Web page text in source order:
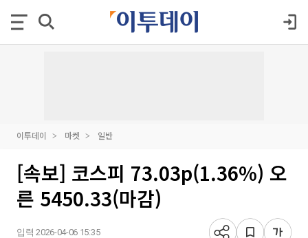
이투데이 마켓 일반
[속보] 코스피 73.03p(1.36%) 오
른 5450.33(마감)
입력 2026-04-06 15:35